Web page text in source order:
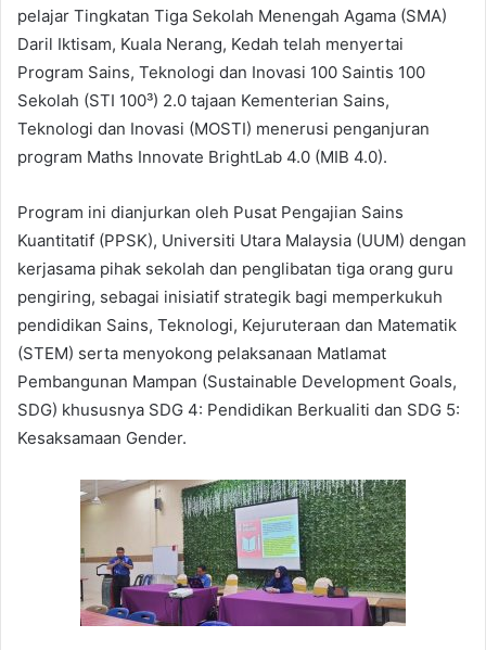
pelajar Tingkatan Tiga Sekolah Menengah Agama (SMA)
Daril Iktisam, Kuala Nerang, Kedah telah menyertai
Program Sains, Teknologi dan Inovasi 100 Saintis 100
Sekolah (STI 100³) 2.0 tajaan Kementerian Sains,
Teknologi dan Inovasi (MOSTI) menerusi penganjuran
program Maths Innovate BrightLab 4.0 (MIB 4.0).
Program ini dianjurkan oleh Pusat Pengajian Sains
Kuantitatif (PPSK), Universiti Utara Malaysia (UUM) dengan
kerjasama pihak sekolah dan penglibatan tiga orang guru
pengiring, sebagai inisiatif strategik bagi memperkukuh
pendidikan Sains, Teknologi, Kejuruteraan dan Matematik
(STEM) serta menyokong pelaksanaan Matlamat
Pembangunan Mampan (Sustainable Development Goals,
SDG) khususnya SDG 4: Pendidikan Berkualiti dan SDG 5:
Kesaksamaan Gender.